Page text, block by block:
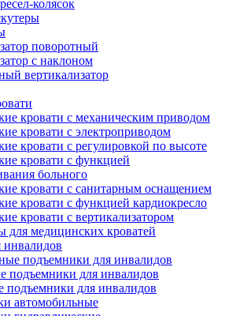
колясок
поворотный
с наклоном
вертикализатор
кровати с механическим приводом
кровати с электроприводом
кровати с регулировкой по высоте
кровати с функцией
больного
кровати с санитарным оснащением
кровати с функцией кардиокресло
кровати с вертикализатором
для медицинских кроватей
подъемники для инвалидов
подъемники для инвалидов
подъемники для инвалидов
автомобильные